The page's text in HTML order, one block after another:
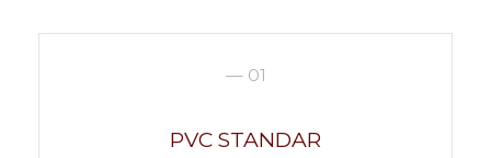
— 01
PVC STANDAR